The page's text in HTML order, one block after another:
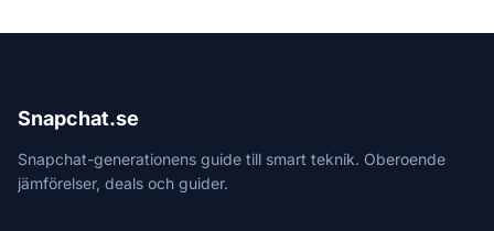
Snapchat.se
Snapchat-generationens guide till smart teknik. Oberoende
jämförelser, deals och guider.